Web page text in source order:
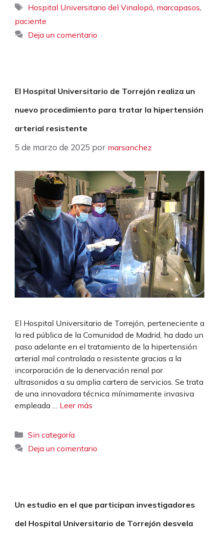
Etiquetas
Hospital Universitario del Vinalopó, marcapasos,
paciente
Deja un comentario
El Hospital Universitario de Torrejón realiza un
nuevo procedimiento para tratar la hipertensión
arterial resistente
5 de marzo de 2025 por marsanchez
El Hospital Universitario de Torrejón, perteneciente a
la red pública de la Comunidad de Madrid, ha dado un
paso adelante en el tratamiento de la hipertensión
arterial mal controlada o resistente gracias a la
incorporación de la denervación renal por
ultrasonidos a su amplia cartera de servicios. Se trata
de una innovadora técnica mínimamente invasiva
empleada … Leer más
Categorías
Sin categoría
Deja un comentario
Un estudio en el que participan investigadores
del Hospital Universitario de Torrejón desvela